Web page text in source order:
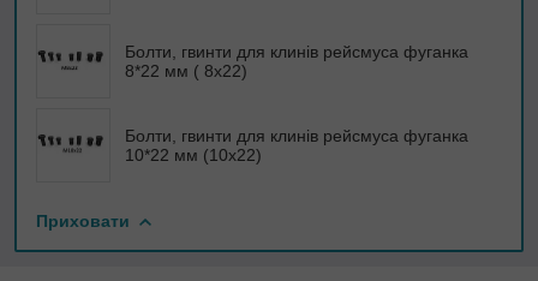
Болти, гвинти для клинів рейсмуса фуганка
8*22 мм ( 8х22)
Болти, гвинти для клинів рейсмуса фуганка
10*22 мм (10х22)
Приховати